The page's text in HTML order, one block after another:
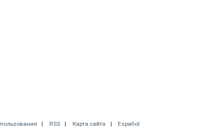
RSS Карта сайта Español